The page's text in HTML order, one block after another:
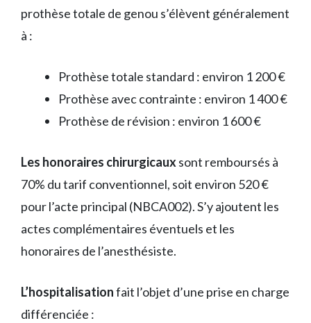
prothèse totale de genou s’élèvent généralement
à :
Prothèse totale standard : environ 1 200 €
Prothèse avec contrainte : environ 1 400 €
Prothèse de révision : environ 1 600 €
Les honoraires chirurgicauxsont remboursés à
70% du tarif conventionnel, soit environ 520 €
pour l’acte principal (NBCA002). S’y ajoutent les
actes complémentaires éventuels et les
honoraires de l’anesthésiste.
L’hospitalisationfait l’objet d’une prise en charge
différenciée :